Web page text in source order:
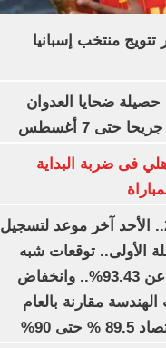
منتخب إسبانيا
حصيلة ضحايا العدوان
فى ضربة البداية
تنسيق الجامعات 2026.. الأحد آخر موعد لتسجيل
الأولى.. توقعات شبه
نهائية.. الطب لن يقل عن 93.43%.. وانخفاض
الهندسة مقارنة بالعام
90%